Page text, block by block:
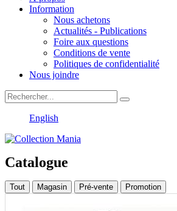
Information
Nous achetons
Actualités - Publications
Foire aux questions
Conditions de vente
Politiques de confidentialité
Nous joindre
English
Catalogue
Tout Magasin Pré-vente Promotion